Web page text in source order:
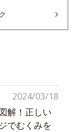
2024/03/18
解！正しい
でむくみを